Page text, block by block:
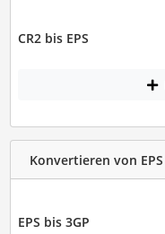
CR2 bis EPS
Konvertieren von EPS
EPS bis 3GP